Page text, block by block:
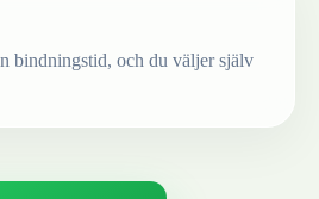
bindningstid, och du väljer själv